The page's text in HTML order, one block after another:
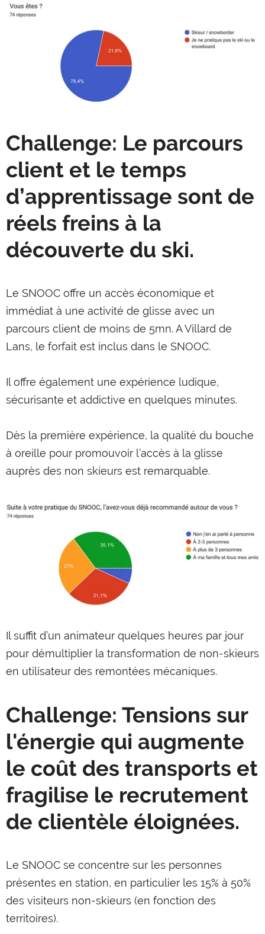
Challenge: Le parcours
client et le temps
d’apprentissage sont de
réels freins à la
découverte du ski.
Le SNOOC offre un accès économique et
immédiat à une activité de glisse avec un
parcours client de moins de 5mn. A Villard de
Lans, le forfait est inclus dans le SNOOC.
Il offre également une expérience ludique,
sécurisante et addictive en quelques minutes.
Dès la première expérience, la qualité du bouche
à oreille pour promouvoir l’accès à la glisse
auprès des non skieurs est remarquable.
Il suffit d’un animateur quelques heures par jour
pour démultiplier la transformation de non-skieurs
en utilisateur des remontées mécaniques.
Challenge: Tensions sur
l'énergie qui augmente
le coût des transports et
fragilise le recrutement
de clientèle éloignées.
Le SNOOC se concentre sur les personnes
présentes en station, en particulier les 15% à 50%
des visiteurs non-skieurs (en fonction des
territoires).